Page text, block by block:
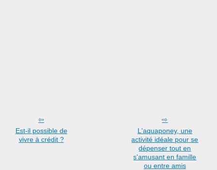
Est-il possible de
vivre à crédit ?
L'aquaponey, une
activité idéale pour se
dépenser tout en
s'amusant en famille
ou entre amis